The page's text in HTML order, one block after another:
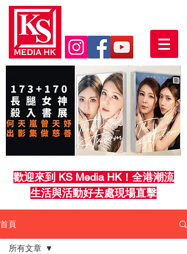
歡迎來到 KS Media HK！全港潮流
生活與活動好去處現場直擊
首頁
所有文章